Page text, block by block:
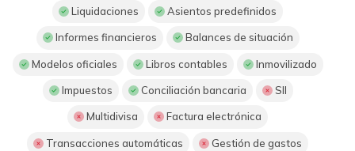
Liquidaciones Asientos predefinidos
Informes financieros Balances de situación
Modelos oficiales Libros contables Inmovilizado
Impuestos Conciliación bancaria SII
Multidivisa Factura electrónica
Transacciones automáticas Gestión de gastos